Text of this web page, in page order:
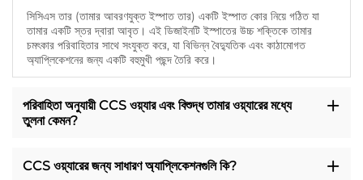
সিসিএস তার (তামার আবরণযুক্ত ইস্পাত তার) একটি ইস্পাত কোর নিয়ে গঠিত যা
তামার একটি স্তর দ্বারা আবৃত। এই ডিজাইনটি ইস্পাতের উচ্চ শক্তিকে তামার
চমৎকার পরিবাহিতার সাথে সংযুক্ত করে, যা বিভিন্ন বৈদ্যুতিক এবং কাঠামোগত
অ্যাপ্লিকেশনের জন্য একটি বহুমুখী পছন্দ তৈরি করে।
পরিবাহিতা অনুযায়ী CCS ওয়্যার এবং বিশুদ্ধ তামার ওয়্যারের মধ্যে
তুলনা কেমন?
CCS ওয়্যারের জন্য সাধারণ অ্যাপ্লিকেশনগুলি কি?